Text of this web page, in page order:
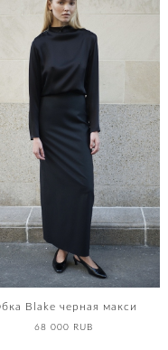
Blake черная макси
68 000 RUB